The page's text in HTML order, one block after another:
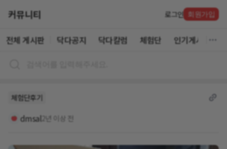
커뮤니티 로그인 회원가입
전체 게시판 닥다공지 닥다칼럼 체험단 인기게시글
체험단후기
dmsal2년 이상 전